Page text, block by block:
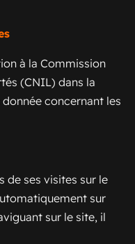
à la Commission
(CNIL) dans la
concernant les
de ses visites sur le
sur
sur le site, il